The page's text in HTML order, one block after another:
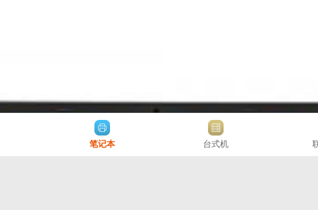
笔记本 台式机